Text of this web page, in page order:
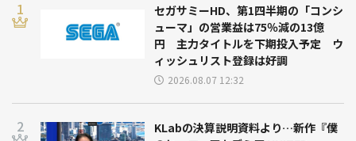
セガサミーHD、第1四半期の「コンシ
ューマ」の営業益は75％減の13億
円 主力タイトルを下期投入予定 ウ
ィッシュリスト登録は好調
2026.08.07 12:32
KLabの決算説明資料より…新作『僕